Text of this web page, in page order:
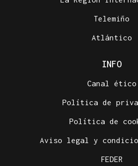
Telemiño
Atlántico
INFO
Canal ético
Política de
Política de
Aviso legal y
FEDER